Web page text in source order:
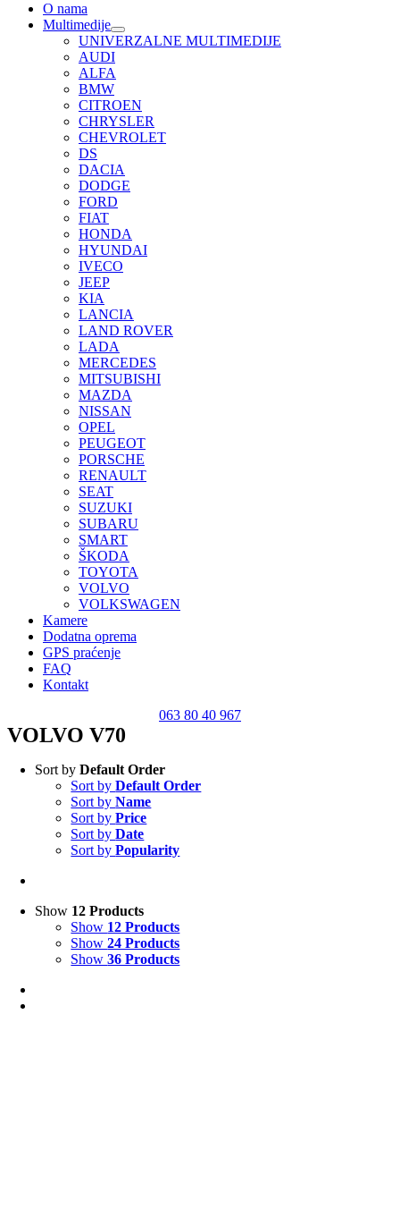
O nama
Multimedije
UNIVERZALNE MULTIMEDIJE
AUDI
ALFA
BMW
CITROEN
CHRYSLER
CHEVROLET
DS
DACIA
DODGE
FORD
FIAT
HONDA
HYUNDAI
IVECO
JEEP
KIA
LANCIA
LAND ROVER
LADA
MERCEDES
MITSUBISHI
MAZDA
NISSAN
OPEL
PEUGEOT
PORSCHE
RENAULT
SEAT
SUZUKI
SUBARU
SMART
ŠKODA
TOYOTA
VOLVO
VOLKSWAGEN
Kamere
Dodatna oprema
GPS praćenje
FAQ
Kontakt
063 80 40 967
VOLVO V70
Sort byDefault Order
Sort byDefault Order
Sort byName
Sort byPrice
Sort byDate
Sort byPopularity
Show 12 Products
Show 12 Products
Show24 Products
Show36 Products